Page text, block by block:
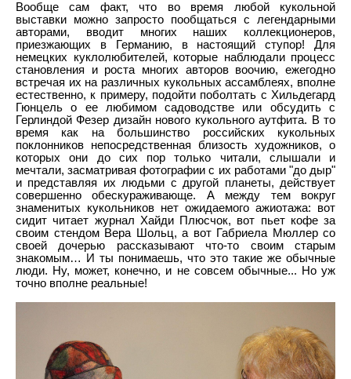
Вообще сам факт, что во время любой кукольной
выставки можно запросто пообщаться с легендарными
авторами, вводит многих наших коллекционеров,
приезжающих в Германию, в настоящий ступор! Для
немецких куклолюбителей, которые наблюдали процесс
становления и роста многих авторов воочию, ежегодно
встречая их на различных кукольных ассамблеях, вполне
естественно, к примеру, подойти поболтать с Хильдегард
Гюнцель о ее любимом садоводстве или обсудить с
Герлиндой Фезер дизайн нового кукольного аутфита. В то
время как на большинство российских кукольных
поклонников непосредственная близость художников, о
которых они до сих пор только читали, слышали и
мечтали, засматривая фотографии с их работами "до дыр"
и представляя их людьми с другой планеты, действует
совершенно обескураживающе. А между тем вокруг
знаменитых кукольников нет ожидаемого ажиотажа: вот
сидит читает журнал Хайди Плюсчок, вот пьет кофе за
своим стендом Вера Шольц, а вот Габриела Мюллер со
своей дочерью рассказывают что-то своим старым
знакомым… И ты понимаешь, что это такие же обычные
люди. Ну, может, конечно, и не совсем обычные... Но уж
точно вполне реальные!